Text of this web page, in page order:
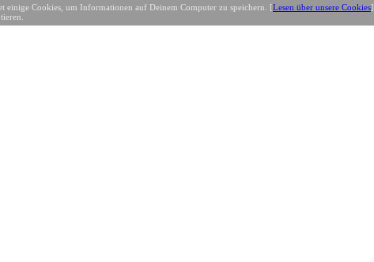
einige Cookies, um Informationen auf Deinem Computer zu speichern. [Lesen über unsere Cookies].